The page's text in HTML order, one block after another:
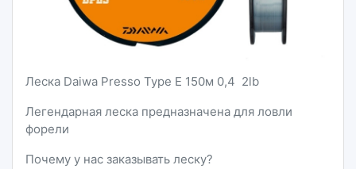
Леска Daiwa Presso Type E 150м 0,4 2lb
Легендарная леска предназначена для ловли
форели
Почему у нас заказывать леску?